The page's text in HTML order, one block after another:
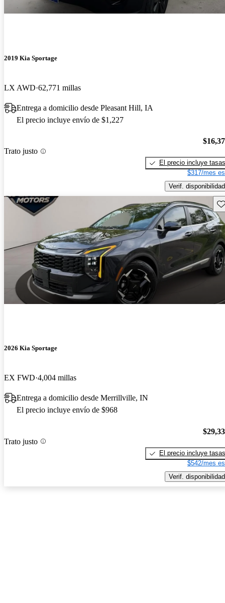
2019 Kia Sportage
LX AWD 62,771 millas
Entrega a domicilio desde Pleasant Hill, IA
El precio incluye envío de $1,227
Trato justo
El precio incluye tasas
$317/mes
Verif. disponibilidad
2026 Kia Sportage
EX FWD 4,004 millas
Entrega a domicilio desde Merrillville, IN
El precio incluye envío de $968
Trato justo
El precio incluye tasas
$542/mes
Verif. disponibilidad